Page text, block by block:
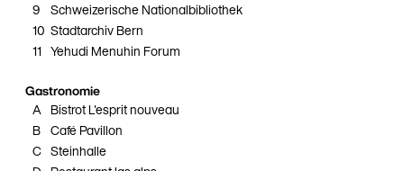
9 Schweizerische Nationalbibliothek
10 Stadtarchiv Bern
11 Yehudi Menuhin Forum
Gastronomie
A Bistrot L'esprit nouveau
B Café Pavillon
C Steinhalle